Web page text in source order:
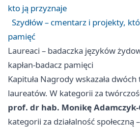
kto ją przyznaje
Szydłów – cmentarz i projekty,
pamięć
Laureaci – badaczka języków
kapłan‑badacz pamięci
Kapituła Nagrody wskazała
laureatów. W kategorii za
prof. dr hab. Monikę
kategorii za działalność społeczną –